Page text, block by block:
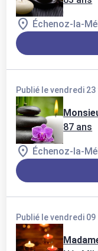
Échenoz-la-
Publié le vendredi
87 ans
Échenoz-la-
Publié le vendredi